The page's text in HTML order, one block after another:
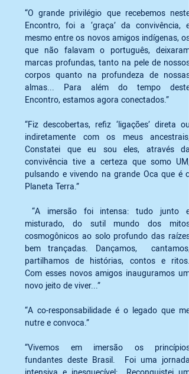
“O grande privilégio que recebemos neste
Encontro, foi a ‘graça’ da convivência, e
mesmo entre os novos amigos indígenas, os
que não falavam o português, deixaram
marcas profundas, tanto na pele de nossos
corpos quanto na profundeza de nossas
almas... Para além do tempo deste
Encontro, estamos agora conectados.”
“Fiz descobertas, refiz ‘ligações’ direta ou
indiretamente com os meus ancestrais;
Constatei que eu sou eles, através da
convivência tive a certeza que somo UM,
pulsando e vivendo na grande Oca que é o
Planeta Terra.”
misturado, do sutil mundo dos mitos
cosmogônicos ao solo profundo das raízes
bem trançadas. Dançamos,  cantamos,
partilhamos de histórias, contos e ritos.
Com esses novos amigos inauguramos um
novo jeito de viver...”
“A co-responsabilidade é o legado que me
nutre e convoca.”
“Vivemos em imersão os princípios
fundantes deste Brasil.  Foi uma jornada